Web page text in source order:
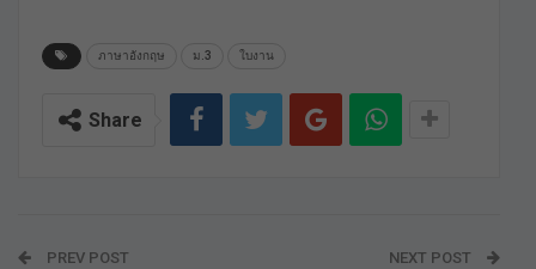
ภาษาอังกฤษ ม.3 ใบงาน
Share
PREV POST NEXT POST